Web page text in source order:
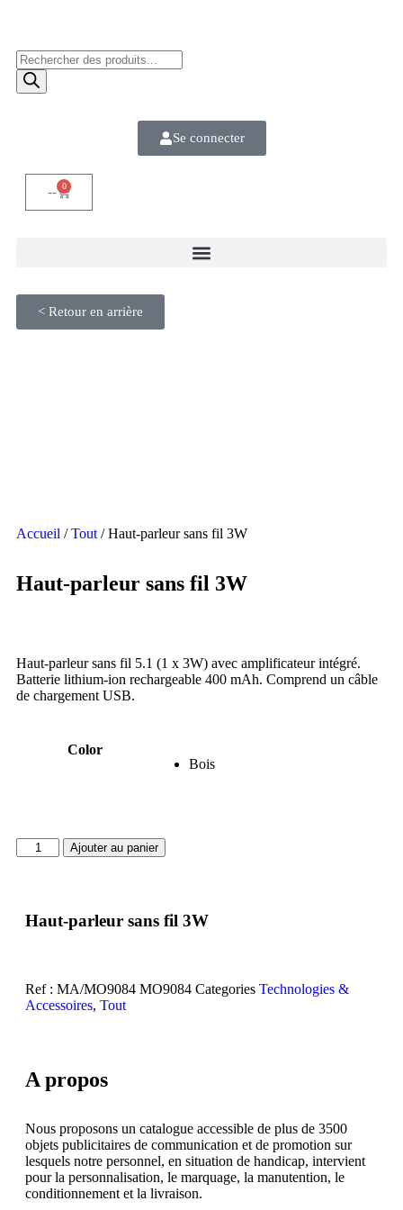
Se connecter
-- 0
< Retour en arrière
Accueil /Tout / Haut-parleur sans fil 3W
Haut-parleur sans fil 3W
Haut-parleur sans fil 5.1 (1 x 3W) avec amplificateur intégré.
Batterie lithium-ion rechargeable 400 mAh. Comprend un câble
de chargement USB.
Color
Bois
Ajouter au panier
Haut-parleur sans fil 3W
Ref : MA/MO9084 MO9084 Categories Technologies &
Accessoires, Tout
A propos
Nous proposons un catalogue accessible de plus de 3500
objets publicitaires de communication et de promotion sur
lesquels notre personnel, en situation de handicap, intervient
pour la personnalisation, le marquage, la manutention, le
conditionnement et la livraison.